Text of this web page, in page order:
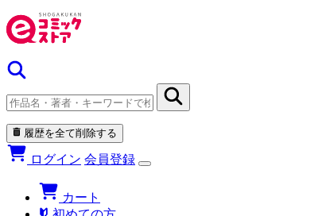
履歴を全て削除する
ログイン 会員登録
カート